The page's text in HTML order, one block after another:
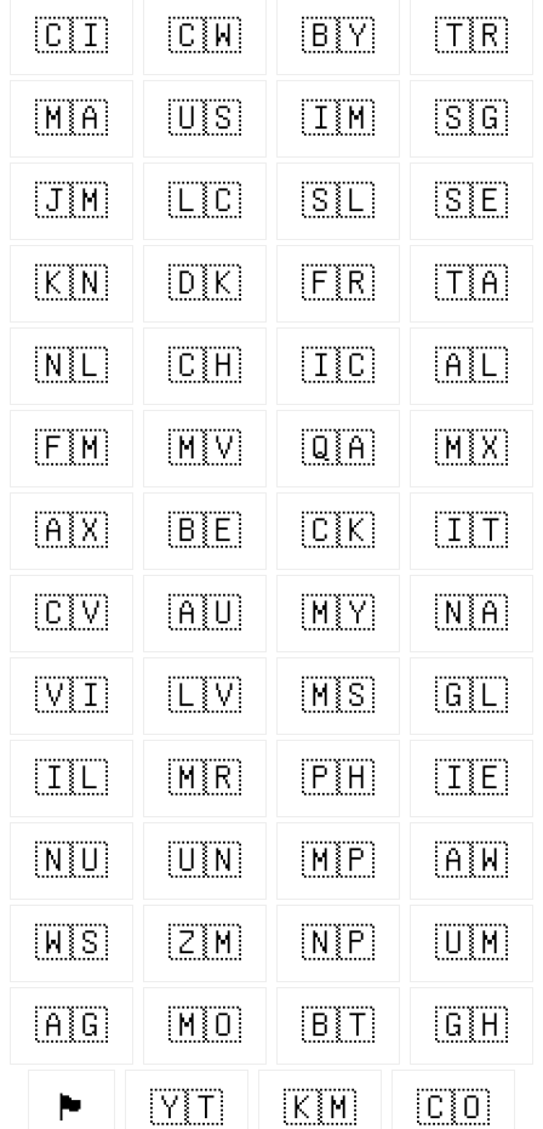
🇨🇮 🇨🇼 🇧🇾 🇹🇷
🇲🇦 🇺🇸 🇮🇲 🇸🇬
🇯🇲 🇱🇨 🇸🇱 🇸🇪
🇰🇳 🇩🇰 🇫🇷 🇹🇦
🇳🇱 🇨🇭 🇮🇨 🇦🇱
🇫🇲 🇲🇻 🇶🇦 🇲🇽
🇦🇽 🇧🇪 🇨🇰 🇮🇹
🇨🇻 🇦🇺 🇲🇾 🇳🇦
🇻🇮 🇱🇻 🇲🇸 🇬🇱
🇮🇱 🇲🇷 🇵🇭 🇮🇪
🇳🇺 🇺🇳 🇲🇵 🇦🇼
🇼🇸 🇿🇲 🇳🇵 🇺🇲
🇦🇬 🇲🇴 🇧🇹 🇬🇭
🏴󠁧󠁢󠁥󠁮󠁧󠁿 🇾🇹 🇰🇲 🇨🇴